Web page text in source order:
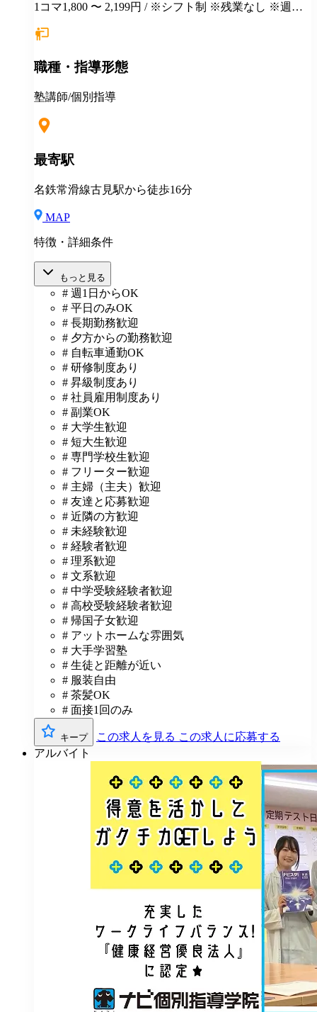
1コマ1,800 〜 2,199円 / ※シフト制 ※残業なし ※週１
等にも別途お支払いします(規定あり) ＊有給休暇あり
度あり⇒グループ会社の割引制度が使えます！ ＊産
あり(社会人講師で月87時間以上の勤務がある方が対
職種・指導形態
塾講師/個別指導
最寄駅
名鉄常滑線古見駅から徒歩16分
MAP
特徴・詳細条件
もっと見る
# 週1日からOK
# 平日のみOK
# 長期勤務歓迎
# 夕方からの勤務歓迎
# 自転車通勤OK
# 研修制度あり
# 昇級制度あり
# 社員雇用制度あり
# 副業OK
# 大学生歓迎
# 短大生歓迎
# 専門学校生歓迎
# フリーター歓迎
# 主婦（主夫）歓迎
# 友達と応募歓迎
# 近隣の方歓迎
# 未経験歓迎
# 経験者歓迎
# 理系歓迎
# 文系歓迎
# 中学受験経験者歓迎
# 高校受験経験者歓迎
# 帰国子女歓迎
# アットホームな雰囲気
# 大手学習塾
# 生徒と距離が近い
# 服装自由
# 茶髪OK
# 面接1回のみ
キープ この求人を見る この求人に応募する
アルバイト